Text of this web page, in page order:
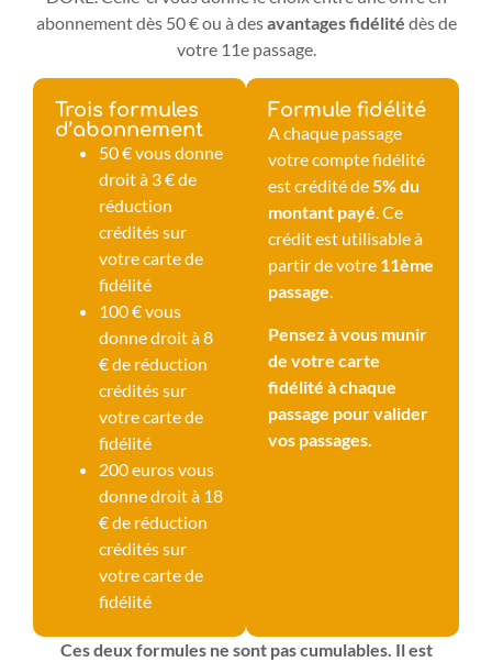
abonnement dès 50 € ou à desavantages fidélité dès de
votre 11e passage.
Trois formules
d’abonnement
50 € vous donne
droit à 3 € de
réduction
crédités sur
votre carte de
fidélité
100 € vous
donne droit à 8
€ de réduction
crédités sur
votre carte de
fidélité
200 euros vous
donne droit à 18
€ de réduction
crédités sur
votre carte de
fidélité
Formule fidélité
A chaque passage
votre compte fidélité
est crédité de5% du
montant payé. Ce
crédit est utilisable à
partir de votre 11ème
passage.
Pensez à vous munir
de votre carte
fidélité à chaque
passage pour valider
vos passages.
Ces deux formules ne sont pas cumulables. Il est